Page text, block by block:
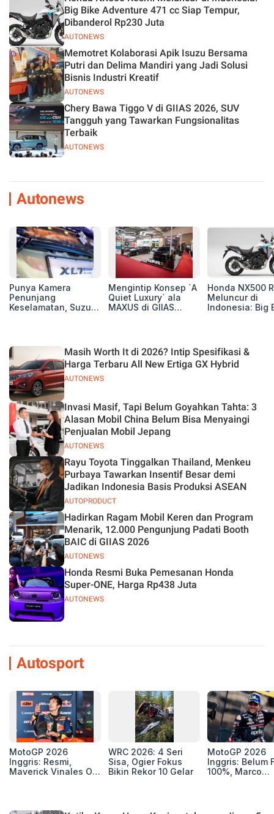
AUTONEWS
Big Bike Adventure 471 cc Siap Tempur,
Dibanderol Rp230 Juta
AUTONEWS
Memotret Kolaborasi Apik Isuzu Bersama
Putri dan Delima Mandiri yang Jadi Solusi
Bisnis Industri Kreatif
AUTONEWS
Chery Bawa Tiggo V di GIIAS 2026, SUV
Tangguh yang Tawarkan Fungsionalitas
Terbaik
Autonews
Punya Kamera
Penunjang
Keselamatan, Suzuki
Mengintip Konsep `A
Quiet Luxury` ala
MAXUS di GIIAS
Honda NX500
Meluncur di
Indonesia: Big
Juta
AUTONEWS
Masih Worth It di 2026? Intip Spesifikasi &
Harga Terbaru All New Ertiga GX Hybrid
AUTONEWS
Invasi Masif, Tapi Belum Goyahkan Tahta: 3
Alasan Mobil China Belum Bisa Menyaingi
Penjualan Mobil Jepang
AUTOPRODUCT
Rayu Toyota Tinggalkan Thailand, Menkeu
Purbaya Tawarkan Insentif Besar demi
Jadikan Indonesia Basis Produksi ASEAN
AUTONEWS
Hadirkan Ragam Mobil Keren dan Program
Menarik, 12.000 Pengunjung Padati Booth
BAIC di GIIAS 2026
AUTONEWS
Honda Resmi Buka Pemesanan Honda
Super-ONE, Harga Rp438 Juta
Autosport
MotoGP 2026
Inggris: Resmi,
Maverick Vinales Out
Selanjutnya Belum
WRC 2026: 4 Seri
Sisa, Ogier Fokus
Bikin Rekor 10 Gelar
MotoGP 2026
Inggris: Belum
100%, Marco